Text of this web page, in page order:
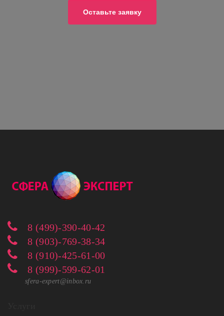
Оставьте заявку
8 (499)-390-40-42
8 (903)-769-38-34
8 (910)-425-61-00
8 (999)-599-62-01
sfera-expert@inbox.ru